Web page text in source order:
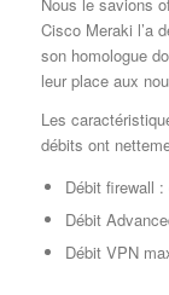
Cisco Meraki l’a
son homologue
leur place aux
Les
débits ont
Débit firewall
Débit
Débit VPN